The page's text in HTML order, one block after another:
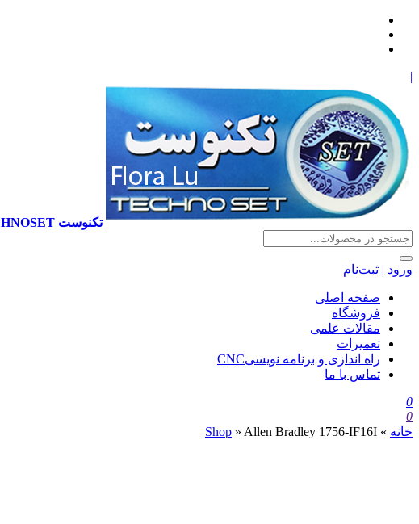
|
تکنوست TECHNOSET | فروش تعمیرات آموزش برنامه نویسی cnc زیمنس فانوک هایدن siemens ,fanuc, heidenhain ,hust, gsk
ورود | ثبت‌نام
صفحه اصلی
فروشگاه
مقالات علمی
تعمیرات
راه اندازی و برنامه نویسیCNC
تماس با ما
0
0
خانه »
Shop » Allen Bradley 1756-IF16I